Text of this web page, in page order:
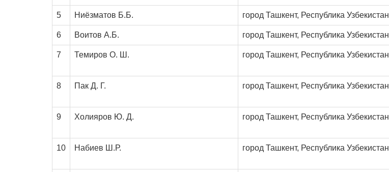
5 Ниёзматов Б.Б. город Ташкент, Республика Узбекистан
6 Воитов А.Б. город Ташкент, Республика Узбекистан
7 Темиров О. Ш. город Ташкент, Республика Узбекистан
8 Пак Д. Г. город Ташкент, Республика Узбекистан
9 Холияров Ю. Д. город Ташкент, Республика Узбекистан
10 Набиев Ш.Р. город Ташкент, Республика Узбекистан